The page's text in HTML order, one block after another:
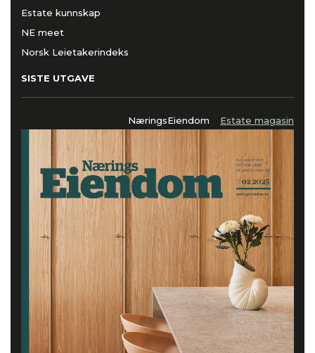
Estate kunnskap
NE meet
Norsk Leietakerindeks
SISTE UTGAVE
NæringsEiendom Estate magasin